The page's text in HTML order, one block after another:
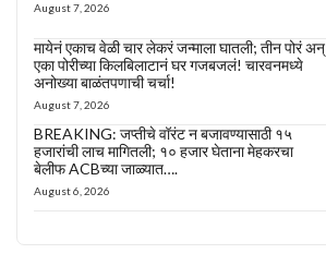
August 7, 2026
मायेनं एकाच वेळी चार लेकरं जन्माला घातली; तीन पोरं अन्
एका पोरीच्या किलबिलाटानं घर गजबजलं! चारवनमध्ये
अनोख्या बाळंतपणाची चर्चा!
August 7, 2026
BREAKING: जप्तीचे वॉरंट न बजावण्यासाठी १५
हजारांची लाच मागितली; १० हजार घेताना मेहकरचा
बेलीफ ACBच्या जाळ्यात….
August 6, 2026